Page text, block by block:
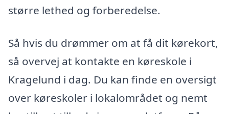
større lethed og forberedelse.
Så hvis du drømmer om at få dit kørekort,
så overvej at kontakte en køreskole i
Kragelund i dag. Du kan finde en oversigt
over køreskoler i lokalområdet og nemt